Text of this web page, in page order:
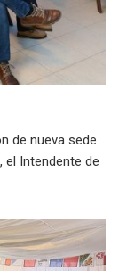
de nueva sede
el Intendente de